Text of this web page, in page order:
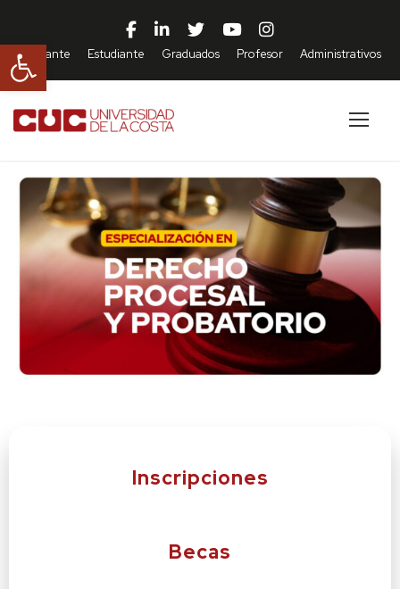
Abrir barra de herramientas
Aspirante Estudiante Graduados Profesor Administrativos
Inscripciones
Becas